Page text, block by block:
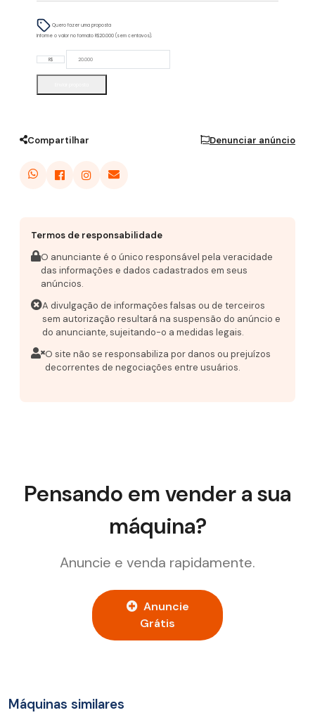
Quero fazer uma proposta
Informe o valor no formato R$20.000 (sem centavos).
R$
Compartilhar Denunciar anúncio
Termos de responsabilidade
O anunciante é o único responsável pela veracidade
das informações e dados cadastrados em seus
anúncios.
A divulgação de informações falsas ou de terceiros
sem autorização resultará na suspensão do anúncio e
do anunciante, sujeitando-o a medidas legais.
O site não se responsabiliza por danos ou prejuízos
decorrentes de negociações entre usuários.
Pensando em vender a sua
máquina?
Anuncie e venda rapidamente.
Anuncie
Grátis
Máquinas similares